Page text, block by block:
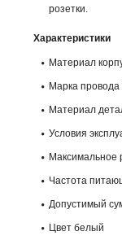
розетки.
Характеристики
Материал
Марка
Материал
Условия
Максимальное
Частота
Допустимый
Цвет белый